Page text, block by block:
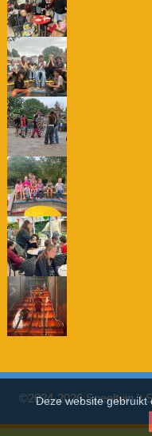
Deze website
©2024-2026 Speeltuin 't